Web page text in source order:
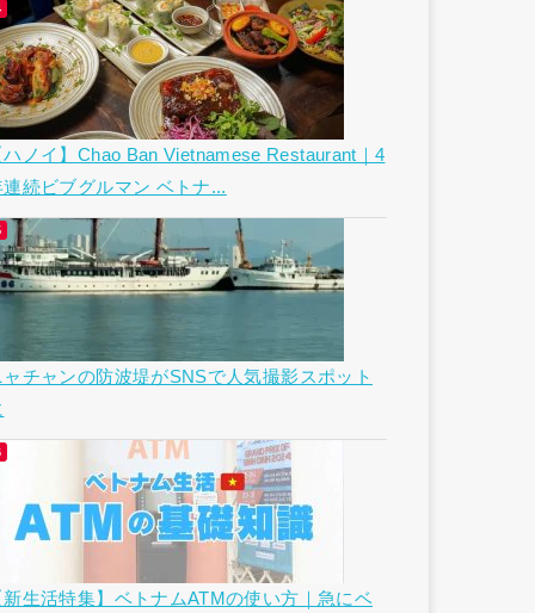
ハノイ】Chao Ban Vietnamese Restaurant｜4
連続ビブグルマン ベトナ...
ャチャンの防波堤がSNSで人気撮影スポット
新生活特集】ベトナムATMの使い方｜急にベ